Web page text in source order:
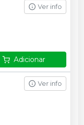
Ver info
Adicionar
Ver info